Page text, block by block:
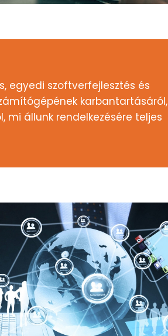
egyedi szoftverfejlesztés és
karbantartásáról,
állunk rendelkezésére teljes